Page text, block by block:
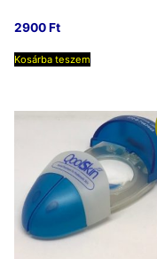
2900Ft
Kosárba teszem